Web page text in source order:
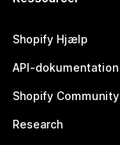
Shopify Hjælp
API-dokumentation
Shopify Community
Research